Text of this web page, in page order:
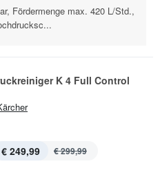
Fördermenge max. 420 L/Std.,
K 4 Full Control
€ 249,99 € 299,99